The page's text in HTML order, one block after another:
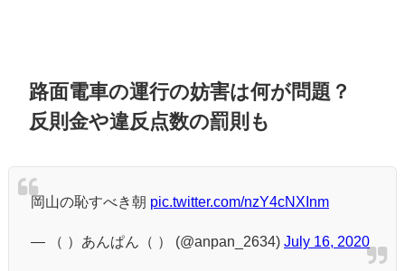
路面電車の運行の妨害は何が問題？
反則金や違反点数の罰則も
岡山の恥すべき朝 pic.twitter.com/nzY4cNXInm
— （ ）あんぱん（ ） (@anpan_2634) July 16, 2020